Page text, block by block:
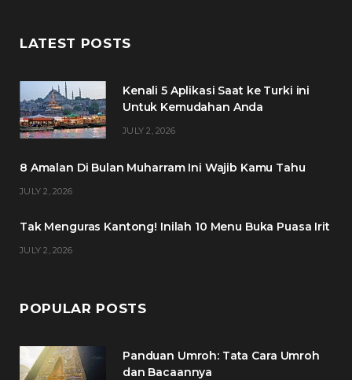
b
t
a
e
LATEST POSTS
Kenali 5 Aplikasi Saat ke Turki ini
Untuk Kemudahan Anda
JULY 2, 2026
8 Amalan Di Bulan Muharram Ini Wajib Kamu Tahu
JULY 2, 2026
Tak Menguras Kantong! Inilah 10 Menu Buka Puasa Irit
JULY 2, 2026
POPULAR POSTS
Panduan Umroh: Tata Cara Umroh
dan Bacaannya